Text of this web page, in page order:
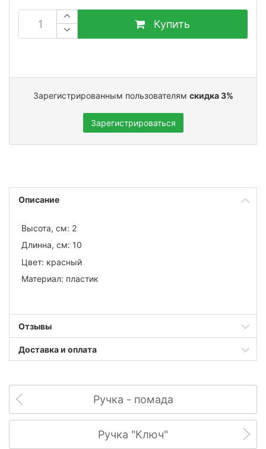
Купить
Зарегистрированным пользователям скидка 3%
Зарегистрироваться
Описание
Высота, см: 2
Длинна, см: 10
Цвет: красный
Материал: пластик
Отзывы
Доставка и оплата
Ручка - помада
Ручка "Ключ"